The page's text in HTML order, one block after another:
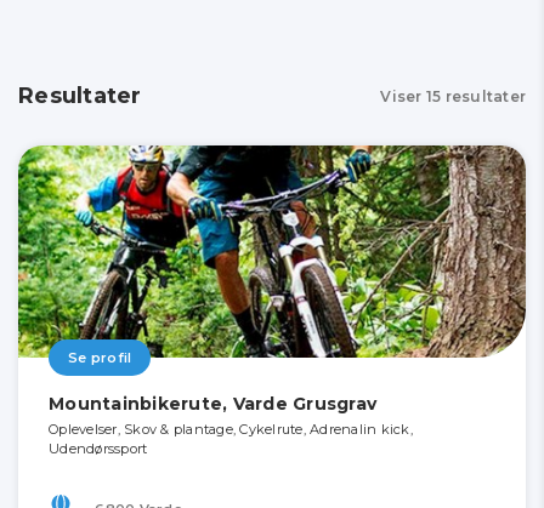
Resultater Viser 15 resultater
Se profil
Mountainbikerute, Varde Grusgrav
Oplevelser, Skov & plantage, Cykelrute, Adrenalin kick,
Udendørssport